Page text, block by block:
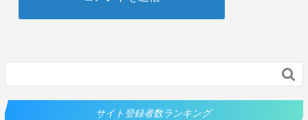

サイト登録者数ランキング